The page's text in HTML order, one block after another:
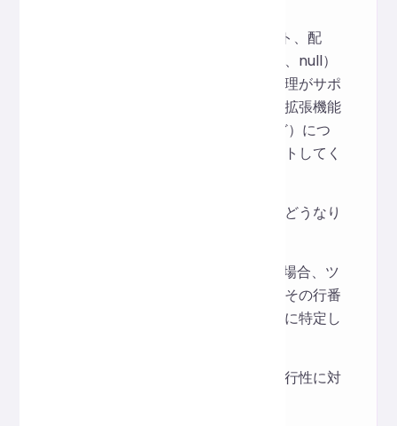
標準的なJSON（オブジェクト、配
列、文字列、数値、ブール値、null）
と一般的なコメント／空白処理がサポ
ートされています。非標準の拡張機能
（JSON5／特殊コメントなど）につ
いては、事前に互換性をテストしてく
検証エラーが発生した場合はどうなり
JSON 構文エラーが発生した場合、ツ
ールはエラーの種類とおおよその行番
号を返すため、エラーを迅速に特定し
大きなファイルや高い同時実行性に対